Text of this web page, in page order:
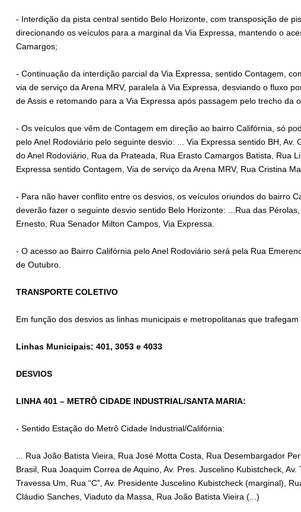
- Interdição da pista central sentido Belo Horizonte, com transposição de
direcionando os veículos para a marginal da Via Expressa, mantendo o
Camargos;
- Continuação da interdição parcial da Via Expressa, sentido Contagem,
via de serviço da Arena MRV, paralela à Via Expressa, desviando o fluxo
de Assis e retomando para a Via Expressa após passagem pelo trecho da
- Os veículos que vêm de Contagem em direção ao bairro Califórnia, só
pelo Anel Rodoviário pelo seguinte desvio: ... Via Expressa sentido BH,
do Anel Rodoviário, Rua da Prateada, Rua Erasto Camargos Batista, Rua
Expressa sentido Contagem, Via de serviço da Arena MRV, Rua Cristina
- Para não haver conflito entre os desvios, os veículos oriundos do bairro
deverão fazer o seguinte desvio sentido Belo Horizonte: ...Rua das
Ernesto, Rua Senador Milton Campos, Via Expressa.
- O acesso ao Bairro Califórnia pelo Anel Rodoviário será pela Rua
de Outubro.
TRANSPORTE COLETIVO
Em função dos desvios as linhas municipais e metropolitanas que
Linhas Municipais: 401, 3053 e 4033
DESVIOS
LINHA 401 – METRÔ CIDADE INDUSTRIAL/SANTA MARIA:
- Sentido Estação do Metrô Cidade Industrial/Califórnia:
... Rua João Batista Vieira, Rua José Motta Costa, Rua Desembargador
Brasil, Rua Joaquim Correa de Aquino, Av. Pres. Juscelino Kubistcheck,
Travessa Um, Rua “C”, Av. Presidente Juscelino Kubistcheck (marginal),
Cláudio Sanches, Viaduto da Massa, Rua João Batista Vieira (...)